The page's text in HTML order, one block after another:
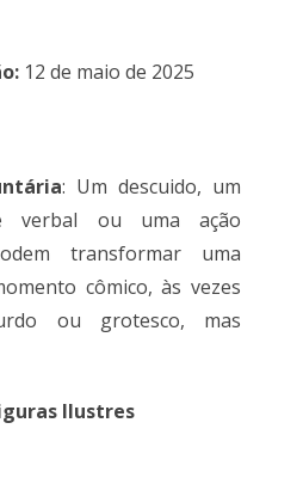
12 de maio de 2025
: Um descuido, um
verbal ou uma ação
transformar uma
cômico, às vezes
ou grotesco, mas
Ilustres